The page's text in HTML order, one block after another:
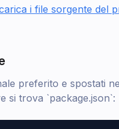
i file sorgente del
preferito e spostati
si trova `package.json`: